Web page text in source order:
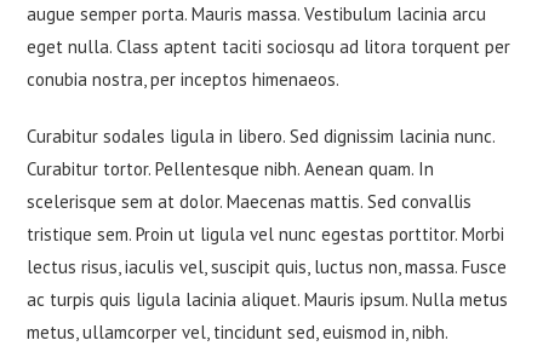
augue semper porta. Mauris massa. Vestibulum lacinia arcu
eget nulla. Class aptent taciti sociosqu ad litora torquent per
conubia nostra, per inceptos himenaeos.
Curabitur sodales ligula in libero. Sed dignissim lacinia nunc.
Curabitur tortor. Pellentesque nibh. Aenean quam. In
scelerisque sem at dolor. Maecenas mattis. Sed convallis
tristique sem. Proin ut ligula vel nunc egestas porttitor. Morbi
lectus risus, iaculis vel, suscipit quis, luctus non, massa. Fusce
ac turpis quis ligula lacinia aliquet. Mauris ipsum. Nulla metus
metus, ullamcorper vel, tincidunt sed, euismod in, nibh.